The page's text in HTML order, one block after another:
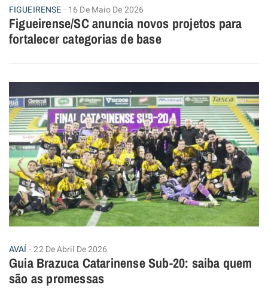
FIGUEIRENSE 16 De Maio De 2026
Figueirense/SC anuncia novos projetos para
fortalecer categorias de base
AVAÍ 22 De Abril De 2026
Guia Brazuca Catarinense Sub-20: saiba quem
são as promessas